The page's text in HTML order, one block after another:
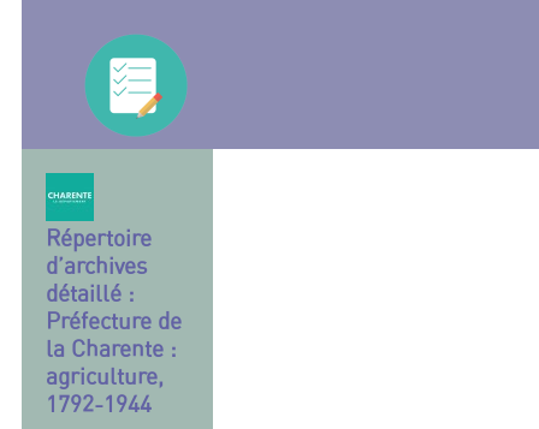
Répertoire
d’archives
détaillé :
Préfecture de
la Charente :
agriculture,
1792-1944